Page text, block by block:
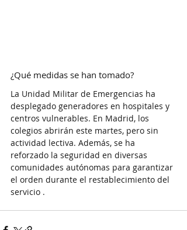
¿Qué medidas se han tomado?
La Unidad Militar de Emergencias ha
desplegado generadores en hospitales y
centros vulnerables. En Madrid, los
colegios abrirán este martes, pero sin
actividad lectiva. Además, se ha
reforzado la seguridad en diversas
comunidades autónomas para garantizar
el orden durante el restablecimiento del
servicio .​